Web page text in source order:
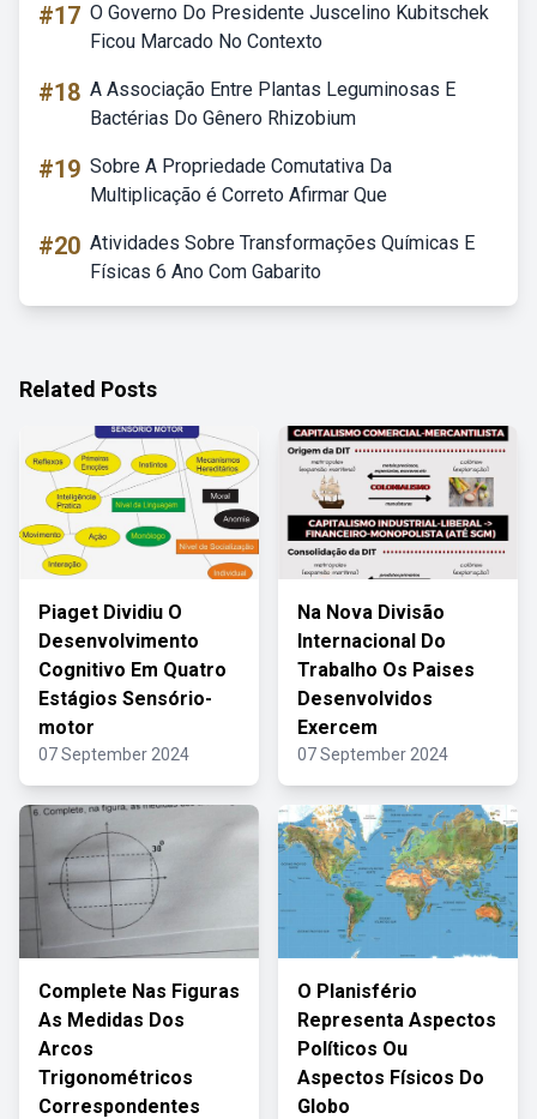
#17 O Governo Do Presidente Juscelino Kubitschek
Ficou Marcado No Contexto
#18 A Associação Entre Plantas Leguminosas E
Bactérias Do Gênero Rhizobium
#19 Sobre A Propriedade Comutativa Da
Multiplicação é Correto Afirmar Que
#20 Atividades Sobre Transformações Químicas E
Físicas 6 Ano Com Gabarito
Related Posts
Piaget Dividiu O
Desenvolvimento
Cognitivo Em Quatro
Estágios Sensório-
motor
07 September 2024
Na Nova Divisão
Internacional Do
Trabalho Os Paises
Desenvolvidos
Exercem
07 September 2024
Complete Nas Figuras
As Medidas Dos
Arcos
Trigonométricos
Correspondentes
O Planisfério
Representa Aspectos
Políticos Ou
Aspectos Físicos Do
Globo